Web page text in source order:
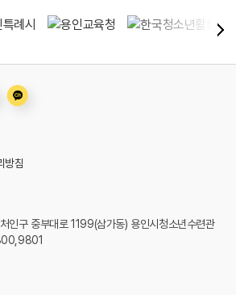
인구 중부대로 1199(삼가동) 용인시청소년수련관
방침